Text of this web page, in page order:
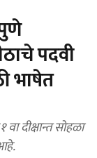
पदवी
भाषेत
दीक्षान्त सोहळा